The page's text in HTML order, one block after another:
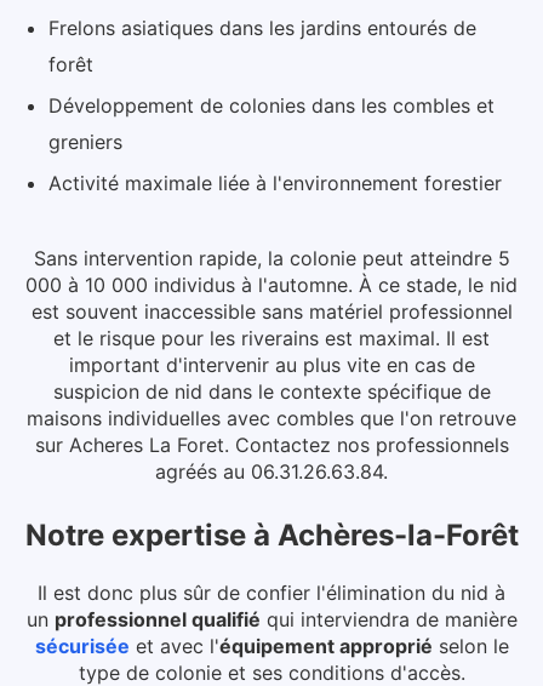
Frelons asiatiques dans les jardins entourés de
forêt
Développement de colonies dans les combles et
greniers
Activité maximale liée à l'environnement forestier
Sans intervention rapide, la colonie peut atteindre 5
000 à 10 000 individus à l'automne. À ce stade, le nid
est souvent inaccessible sans matériel professionnel
et le risque pour les riverains est maximal. Il est
important d'intervenir au plus vite en cas de
suspicion de nid dans le contexte spécifique de
maisons individuelles avec combles que l'on retrouve
sur Acheres La Foret. Contactez nos professionnels
agréés au 06.31.26.63.84.
Notre expertise à Achères-la-Forêt
Il est donc plus sûr de confier l'élimination du nid à
un professionnel qualifié qui interviendra de manière
sécurisée et avec l'équipement approprié selon le
type de colonie et ses conditions d'accès.